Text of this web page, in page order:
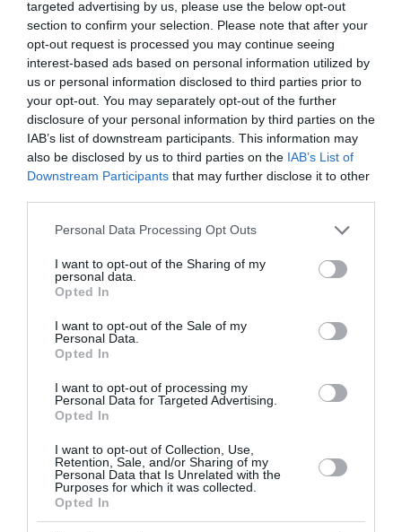
targeted advertising by us, please use the below opt-out
section to confirm your selection. Please note that after your
opt-out request is processed you may continue seeing
interest-based ads based on personal information utilized by
us or personal information disclosed to third parties prior to
your opt-out. You may separately opt-out of the further
disclosure of your personal information by third parties on the
IAB’s list of downstream participants. This information may
also be disclosed by us to third parties on the IAB’s List of
Downstream Participants that may further disclose it to other
Please note that this website/app uses one or more Google
not limited to your visit or usage behaviour. You may click to
grant or deny consent to Google and its third-party tags to
use your data for below specified purposes in below Google
consent section.
Personal Data Processing Opt Outs
I want to opt-out of the Sharing of my
personal data.
Opted In
I want to opt-out of the Sale of my
Personal Data.
Opted In
I want to opt-out of processing my
Personal Data for Targeted Advertising.
Opted In
I want to opt-out of Collection, Use,
Retention, Sale, and/or Sharing of my
Personal Data that Is Unrelated with the
Purposes for which it was collected.
Opted In
«Τουρισμός για Όλους»:
Ξεκίνησαν οι αιτήσεις με βάση
τον ΑΦΜ – Οι ημερομηνίες
Πρόγραμμα «Τουρισμός για Όλους 2026-2027». Οι
μπορούν να υποβληθούν σταδιακά, με βάση το
τελευταίο ψηφίο του ΑΦΜ, ω...